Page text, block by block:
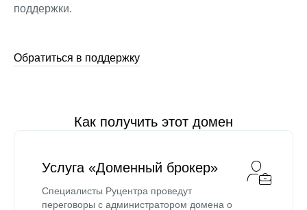
поддержки.
Обратиться в поддержку
Как получить этот домен
Услуга «Доменный брокер»
Специалисты Руцентра проведут
переговоры с администратором домена о